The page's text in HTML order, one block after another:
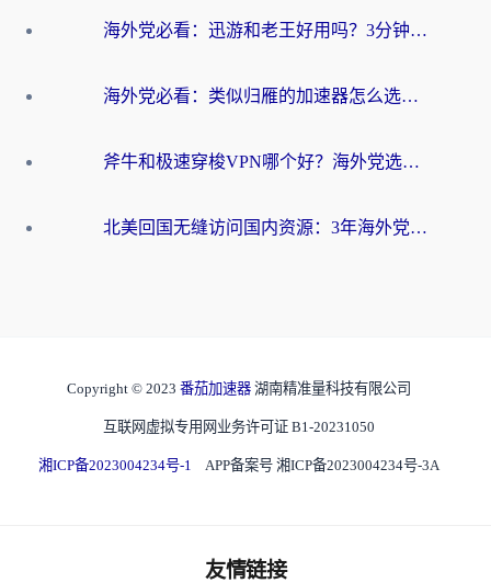
海外党必看：迅游和老王好用吗？3分钟选对加速国内网络的加速器
海外党必看：类似归雁的加速器怎么选？一篇搞定无缝访问国内资源
斧牛和极速穿梭VPN哪个好？海外党选回国加速器必看的真实对比与避坑指南
北美回国无缝访问国内资源：3年海外党亲测的加速器选择指南
Copyright © 2023 番茄加速器 湖南精准量科技有限公司
互联网虚拟专用网业务许可证 B1-20231050
湘ICP备2023004234号-1 APP备案号 湘ICP备2023004234号-3A
友情链接